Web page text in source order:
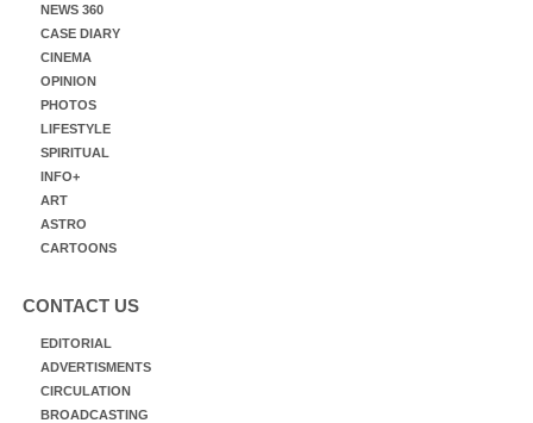
NEWS 360
CASE DIARY
CINEMA
OPINION
PHOTOS
LIFESTYLE
SPIRITUAL
INFO+
ART
ASTRO
CARTOONS
CONTACT US
EDITORIAL
ADVERTISMENTS
CIRCULATION
BROADCASTING